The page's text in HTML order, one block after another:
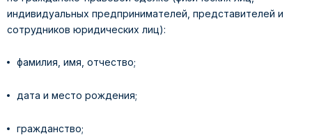
индивидуальных предпринимателей, представителей и
сотрудников юридических лиц):
фамилия, имя, отчество;
дата и место рождения;
гражданство;